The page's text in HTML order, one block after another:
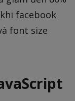
facebook
font size